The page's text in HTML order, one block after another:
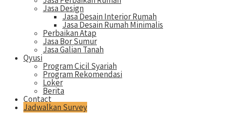
Jasa Design
Jasa Desain Interior Rumah
Jasa Desain Rumah Minimalis
Perbaikan Atap
Jasa Bor Sumur
Jasa Galian Tanah
Qyusi
Program Cicil Syariah
Program Rekomendasi
Loker
Berita
Contact
Jadwalkan Survey